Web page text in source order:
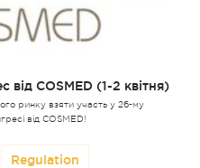
COSMED (1-2 квітня)
ринку взяти участь у 26-му
від COSMED!
Regulation